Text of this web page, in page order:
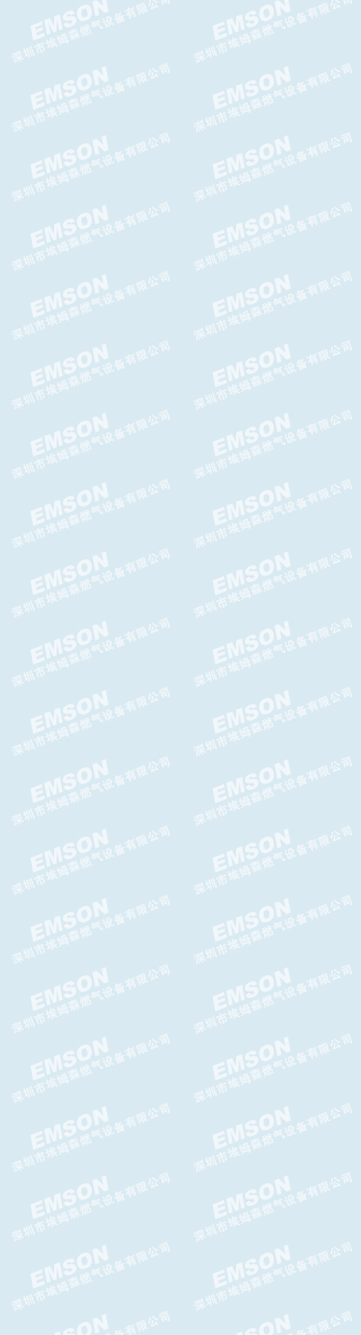
HORUS减压阀HORUS调压器
DOMUS减压阀，DOMUS调压
器
Brise Plus减压阀,Brise Plus调
压器
ATHOS减压阀-GASCAT减压阀
ITRON RBE4700减压阀
Brise N减压阀 Brise N 调压器
Messer减压阀LT2000减压器
日本KOBEGAS藤田自动切换阀
台湾AIRTAC给油器AL-BL系列
AIRTAC空气调压阀AR-BR系列